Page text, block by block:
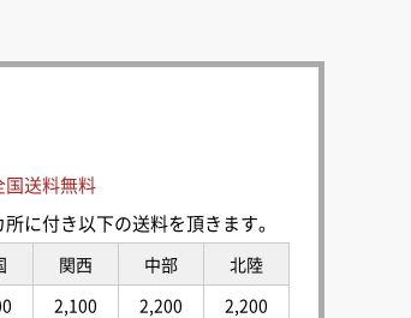
国送料無料
に付き以下の送料を頂きます。
関西 中部
北陸
2,100 2,200
2,200